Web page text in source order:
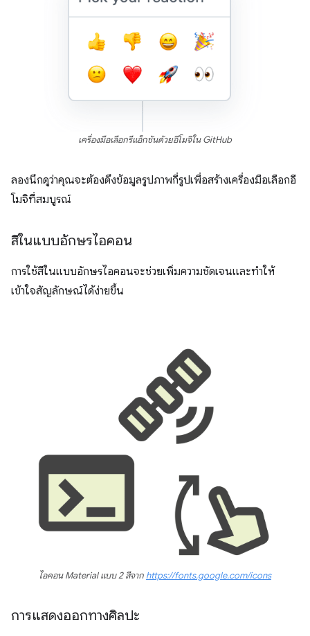
เครื่องมือเลือกรีแอ็กชันด้วยอีโมจิใน GitHub
ลองนึกดูว่าคุณจะต้องดึงข้อมูลรูปภาพกี่รูปเพื่อสร้างเครื่องมือเลือกอี
โมจิที่สมบูรณ์
สีในแบบอักษรไอคอน
การใช้สีในแบบอักษรไอคอนจะช่วยเพิ่มความชัดเจนและทำให้
เข้าใจสัญลักษณ์ได้ง่ายขึ้น
ไอคอน Material แบบ 2 สีจาก https://fonts.google.com/icons
การแสดงออกทางศิลปะ